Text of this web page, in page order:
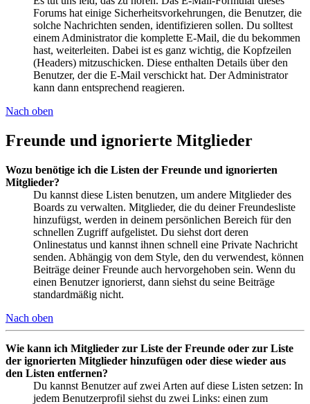
Forums hat einige Sicherheitsvorkehrungen, die Benutzer, die
solche Nachrichten senden, identifizieren sollen. Du solltest
einem Administrator die komplette E-Mail, die du bekommen
hast, weiterleiten. Dabei ist es ganz wichtig, die Kopfzeilen
(Headers) mitzuschicken. Diese enthalten Details über den
Benutzer, der die E-Mail verschickt hat. Der Administrator
kann dann entsprechend reagieren.
Nach oben
Freunde und ignorierte Mitglieder
Wozu benötige ich die Listen der Freunde und ignorierten
Mitglieder?
Du kannst diese Listen benutzen, um andere Mitglieder des
Boards zu verwalten. Mitglieder, die du deiner Freundesliste
hinzufügst, werden in deinem persönlichen Bereich für den
schnellen Zugriff aufgelistet. Du siehst dort deren
Onlinestatus und kannst ihnen schnell eine Private Nachricht
senden. Abhängig von dem Style, den du verwendest, können
Beiträge deiner Freunde auch hervorgehoben sein. Wenn du
einen Benutzer ignorierst, dann siehst du seine Beiträge
standardmäßig nicht.
Nach oben
Wie kann ich Mitglieder zur Liste der Freunde oder zur Liste
der ignorierten Mitglieder hinzufügen oder diese wieder aus
den Listen entfernen?
Du kannst Benutzer auf zwei Arten auf diese Listen setzen: In
jedem Benutzerprofil siehst du zwei Links: einen zum